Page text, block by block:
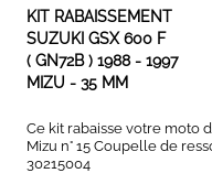
KIT RABAISSEMENT
SUZUKI GSX 600 F
( GN72B ) 1988 - 1997
MIZU - 35 MM
Ce kit rabaisse votre moto
Mizu n° 15 Coupelle de
30215004